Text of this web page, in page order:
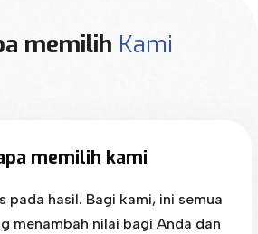
memilih Kami
memilih kami
pada hasil. Bagi kami, ini semua
menambah nilai bagi Anda dan